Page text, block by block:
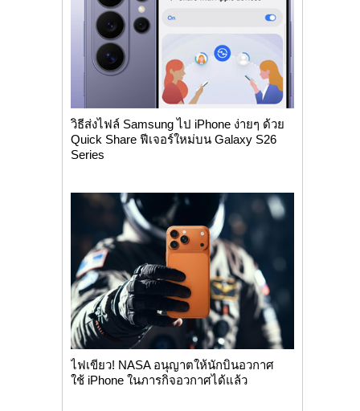
วิธีส่งไฟล์ Samsung ไป iPhone ง่ายๆ ด้วย
Quick Share ฟีเจอร์ใหม่บน Galaxy S26
Series
ไฟเขียว! NASA อนุญาตให้นักบินอวกาศ
ใช้ iPhone ในภารกิจอวกาศได้แล้ว